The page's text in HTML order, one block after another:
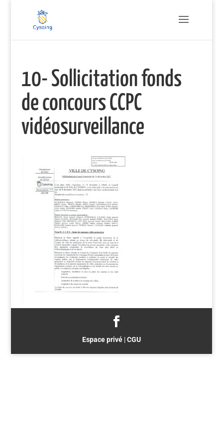
10- Sollicitation fonds
de concours CCPC
vidéosurveillance
Espace privé|CGU